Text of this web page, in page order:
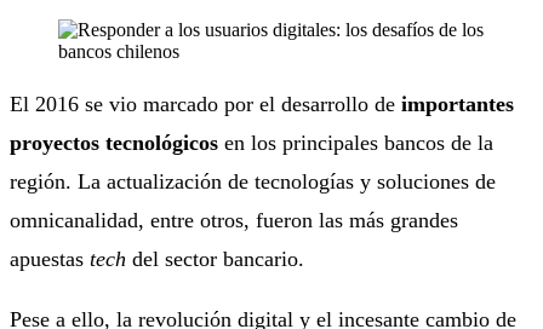
El 2016 se vio marcado por el desarrollo de importantes
proyectos tecnológicos en los principales bancos de la
región. La actualización de tecnologías y soluciones de
omnicanalidad, entre otros, fueron las más grandes
apuestas tech del sector bancario.
Pese a ello, la revolución digital y el incesante cambio de